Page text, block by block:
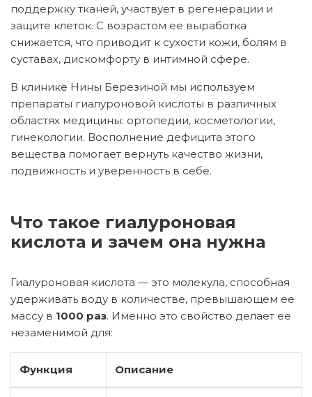
поддержку тканей, участвует в регенерации и
защите клеток. С возрастом ее выработка
снижается, что приводит к сухости кожи, болям в
суставах, дискомфорту в интимной сфере.
В клинике Нины Березиной мы используем
препараты гиалуроновой кислоты в различных
областях медицины: ортопедии, косметологии,
гинекологии. Восполнение дефицита этого
вещества помогает вернуть качество жизни,
подвижность и уверенность в себе.
Что такое гиалуроновая
кислота и зачем она нужна
Гиалуроновая кислота — это молекула, способная
удерживать воду в количестве, превышающем ее
массу в 1000 раз. Именно это свойство делает ее
незаменимой для:
Функция Описание